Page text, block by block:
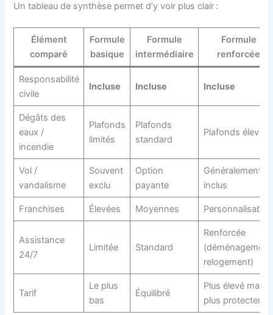
Un tableau de synthèse permet d’y voir plus clair :
Élément
comparé
Formule
basique
Formule
intermédiaire
Formule
renforcée
Responsabilité
civile
Incluse Incluse Incluse
Dégâts des
eaux /
incendie
Plafonds
limités
Plafonds
standard
Plafonds élevés
Vol /
vandalisme
Souvent
exclu
Option
payante
Généralement
inclus
Franchises Élevées Moyennes Personnalisables
Assistance
24/7
Limitée Standard
Renforcée
relogement)
Tarif
Le plus
bas
Équilibré
Plus élevé mais
plus protecteur